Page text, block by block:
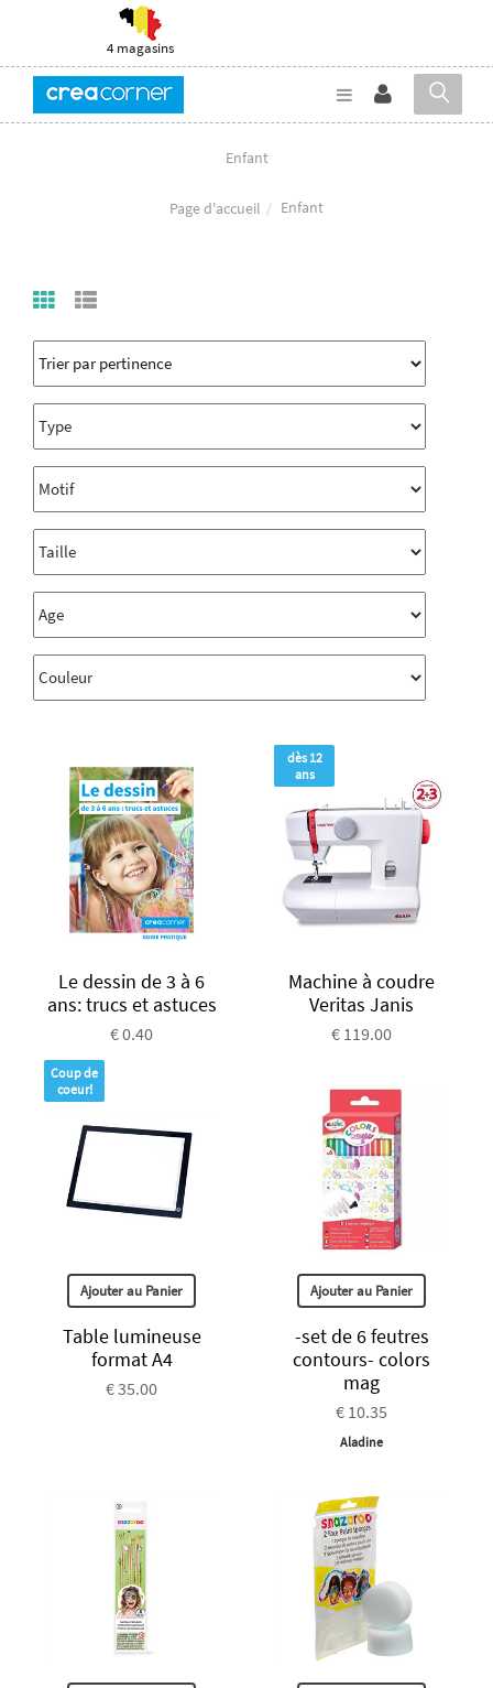
4 magasins
Enfant
Page d'accueil Enfant
Le dessin de 3 à 6
ans: trucs et astuces
€ 0.40
dès 12
ans
Machine à coudre
Veritas Janis
€ 119.00
Coup de
coeur!
Ajouter au Panier
Table lumineuse
format A4
€ 35.00
Ajouter au Panier
-set de 6 feutres
contours- colors
mag
€ 10.35
Aladine